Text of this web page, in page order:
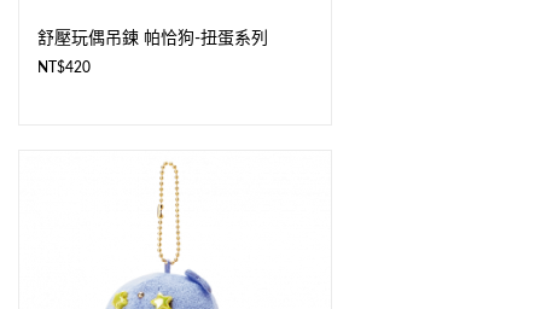
舒壓玩偶吊鍊 帕恰狗-扭蛋系列
NT$420